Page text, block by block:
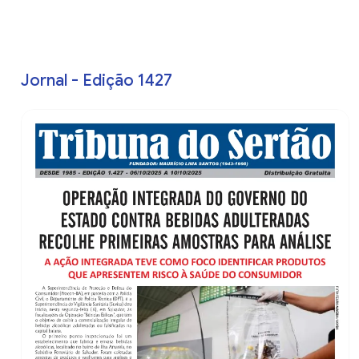
Jornal - Edição 1427